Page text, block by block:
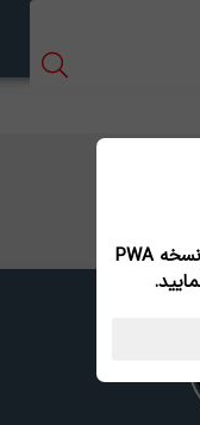
برای دسترسی همیشگی حتی در زمان قطعی اینترنت بین الملل ، نسخه PWA